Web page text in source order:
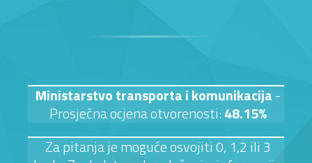
Ministarstvo transporta i komunikacija-
Prosječna ocjena otvorenosti:48.15%
Za pitanja je moguće osvojiti 0, 1,2 ili 3